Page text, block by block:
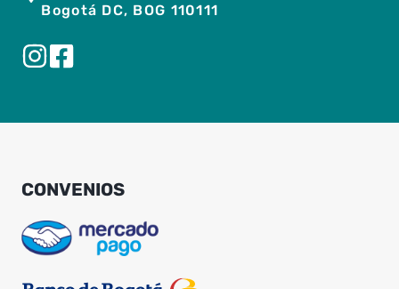
Bogotá DC, BOG 110111
CONVENIOS